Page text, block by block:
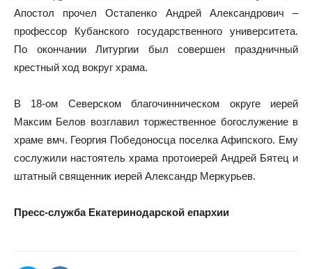
Апостол прочел Остапенко Андрей Александрович –
профессор Кубанского государственного университета.
По окончании Литургии был совершен праздничный
крестный ход вокруг храма.
В 18-ом Северском благочинническом округе иерей
Максим Белов возглавил торжественное богослужение в
храме вмч. Георгия Победоносца поселка Афипского. Ему
сослужили настоятель храма протоиерей Андрей Бятец и
штатный священник иерей Александр Меркурьев.
Пресс-служба Екатеринодарской епархии